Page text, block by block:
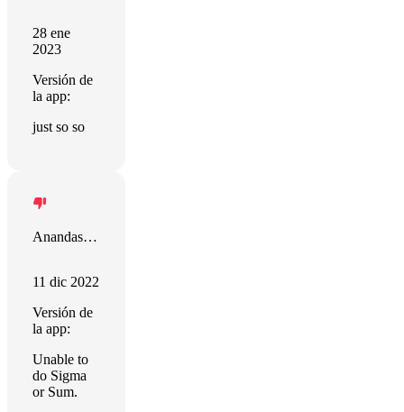
28 ene
2023
Versión de
la app:
just so so
Anandasubramanian CP
11 dic 2022
Versión de
la app:
Unable to
do Sigma
or Sum.